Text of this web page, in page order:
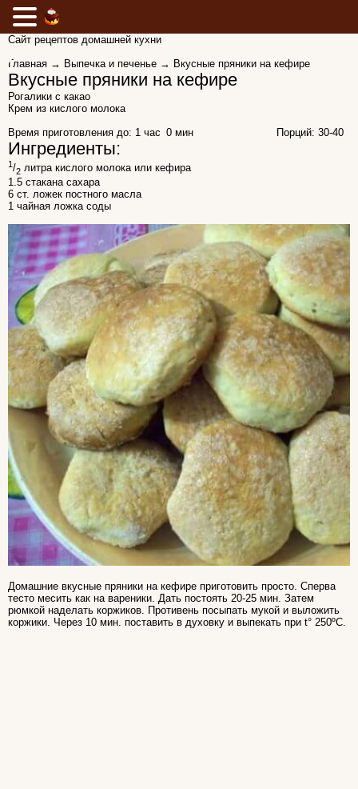
Сайт рецептов домашней кухни
Главная → Выпечка и печенье → Вкусные пряники на кефире
Вкусные пряники на кефире
Рогалики с какао
Крем из кислого молока
Время приготовления до: 1 час 0 мин Порций: 30-40
Ингредиенты:
1/2 литра кислого молока или кефира
1.5 стакана сахара
6 ст. ложек постного масла
1 чайная ложка соды
Домашние вкусные пряники на кефире приготовить просто. Сперва
тесто месить как на вареники. Дать постоять 20-25 мин. Затем
рюмкой наделать коржиков. Противень посыпать мукой и выложить
коржики. Через 10 мин. поставить в духовку и выпекать при t° 250ºC.